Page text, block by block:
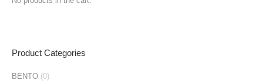
Product Categories
BENTO (0)